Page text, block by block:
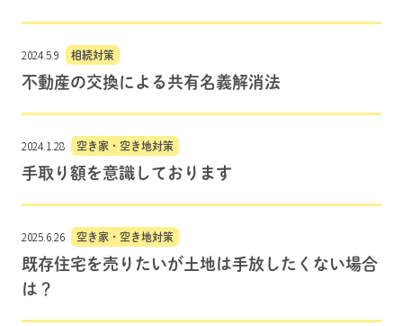
2024.5.9 相続対策
不動産の交換による共有名義解消法
2024.1.28 空き家・空き地対策
手取り額を意識しております
2025.6.26 空き家・空き地対策
既存住宅を売りたいが土地は手放したくない場合
は？